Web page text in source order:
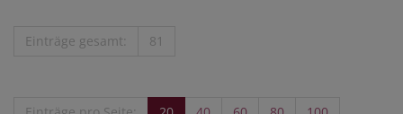
Einträge gesamt: 81